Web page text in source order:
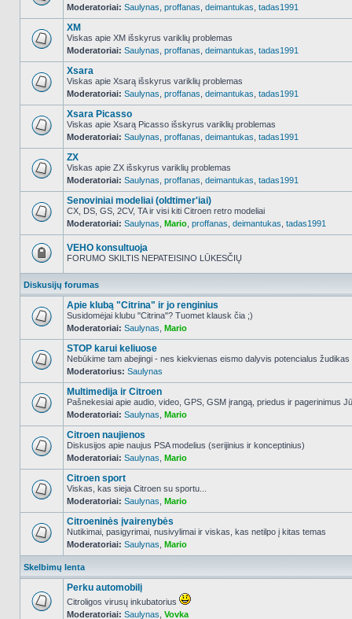
NO_UNREAD_POSTS
Moderatoriai: Saulynas proffanas deimantukas tadas1991
NO_UNREAD_POSTS
XM
Viskas apie XM išskyrus variklių problemas
Moderatoriai: Saulynas proffanas deimantukas tadas1991
NO_UNREAD_POSTS
Xsara
Viskas apie Xsarą išskyrus variklių problemas
Moderatoriai: Saulynas proffanas deimantukas tadas1991
NO_UNREAD_POSTS
Xsara Picasso
Viskas apie Xsarą Picasso išskyrus variklių problemas
Moderatoriai: Saulynas proffanas deimantukas tadas1991
NO_UNREAD_POSTS
ZX
Viskas apie ZX išskyrus variklių problemas
Moderatoriai: Saulynas proffanas deimantukas tadas1991
NO_UNREAD_POSTS
Senoviniai modeliai (oldtimer'iai)
CX, DS, GS, 2CV, TA ir visi kiti Citroen retro modeliai
Moderatoriai: Saulynas Mario proffanas deimantukas tadas1991
užrakintas
VEHO konsultuoja
FORUMO SKILTIS NEPATEISINO LŪKESČIŲ
Diskusijų forumas
NO_UNREAD_POSTS
Apie klubą "Citrina" ir jo renginius
Susidomėjai klubu "Citrina"? Tuomet klausk čia ;)
Moderatoriai: Saulynas Mario
NO_UNREAD_POSTS
STOP karui keliuose
Nebūkime tam abejingi - nes kiekvienas eismo dalyvis potencialus žudikas
Moderatorius: Saulynas
NO_UNREAD_POSTS
Multimedija ir Citroen
Pašnekesiai apie audio, video, GPS, GSM įrangą, priedus ir pagerinimus
Moderatoriai: Saulynas Mario
NO_UNREAD_POSTS
Citroen naujienos
Diskusijos apie naujus PSA modelius (serijinius ir konceptinius)
Moderatoriai: Saulynas Mario
NO_UNREAD_POSTS
Citroen sport
Viskas, kas sieja Citroen su sportu...
Moderatoriai: Saulynas Mario
NO_UNREAD_POSTS
Citroeninės įvairenybės
Nutikimai, pasigyrimai, nusivylimai ir viskas, kas netilpo į kitas temas
Moderatoriai: Saulynas Mario
Skelbimų lenta
NO_UNREAD_POSTS
Perku automobilį
Citroligos virusų inkubatorius
Moderatoriai: Saulynas Vovka